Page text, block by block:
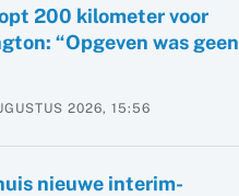
200 kilometer voor
“Opgeven was geen
2026, 15:56
nieuwe interim-